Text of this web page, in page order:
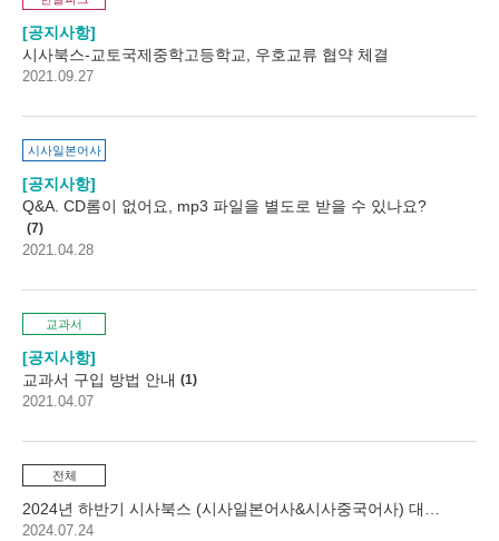
공지사항
시사북스-교토국제중학고등학교, 우호교류 협약 체결
2021.09.27
시사일본어사
공지사항
Q&A. CD롬이 없어요, mp3 파일을 별도로 받을 수 있나요?
7
2021.04.28
교과서
공지사항
교과서 구입 방법 안내
1
2021.04.07
전체
2024.07.24